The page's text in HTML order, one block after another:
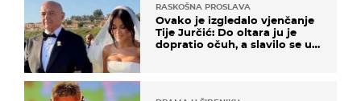
RASKOŠNA PROSLAVA
Ovako je izgledalo vjenčanje
Tije Jurčić: Do oltara ju je
dopratio očuh, a slavilo se uz